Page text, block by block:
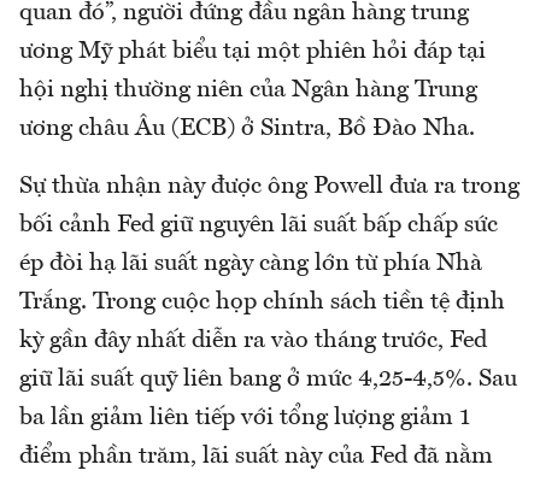
quan đó”, người đứng đầu ngân hàng trung
ương Mỹ phát biểu tại một phiên hỏi đáp tại
hội nghị thường niên của Ngân hàng Trung
ương châu Âu (ECB) ở Sintra, Bồ Đào Nha.
Sự thừa nhận này được ông Powell đưa ra trong
bối cảnh Fed giữ nguyên lãi suất bấp chấp sức
ép đòi hạ lãi suất ngày càng lớn từ phía Nhà
Trắng. Trong cuộc họp chính sách tiền tệ định
kỳ gần đây nhất diễn ra vào tháng trước, Fed
giữ lãi suất quỹ liên bang ở mức 4,25-4,5%. Sau
ba lần giảm liên tiếp với tổng lượng giảm 1
điểm phần trăm, lãi suất này của Fed đã nằm